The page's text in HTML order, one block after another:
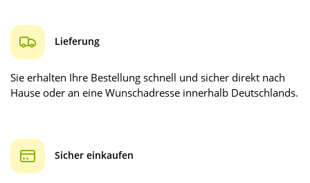
Lieferung
Sie erhalten Ihre Bestellung schnell und sicher direkt nach
Hause oder an eine Wunschadresse innerhalb Deutschlands.
Sicher einkaufen